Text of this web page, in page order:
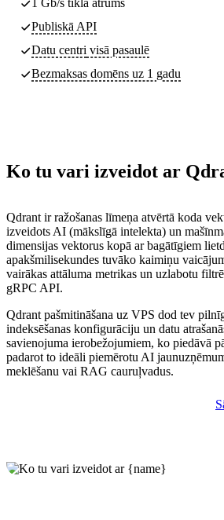
1 Gb/s tīkla ātrums
Publiskā API
Datu centri visā pasaulē
Bezmaksas domēns uz 1 gadu
Ko tu vari izveidot ar
Qdrant ir ražošanas līmeņa atvērtā koda
izveidots AI (mākslīgā intelekta) un
dimensijas vektorus kopā ar bagātīgiem
apakšmilisekundes tuvāko kaimiņu
vairākas attāluma metrikas un uzlabotu
gRPC API.
Qdrant pašmitināšana uz VPS dod tev
indeksēšanas konfigurāciju un datu
savienojuma ierobežojumiem, ko piedāvā
padarot to ideāli piemērotu AI
meklēšanu vai RAG cauruļvadus.